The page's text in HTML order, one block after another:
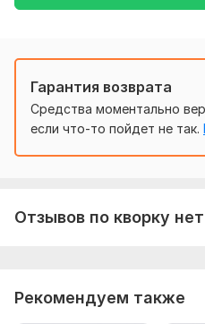
с Русского на
Объем услуги в кворке:
Гарантия возврата
Средства моментально
если что-то пойдет не так.
Отзывов по кворку нет
Рекомендуем также